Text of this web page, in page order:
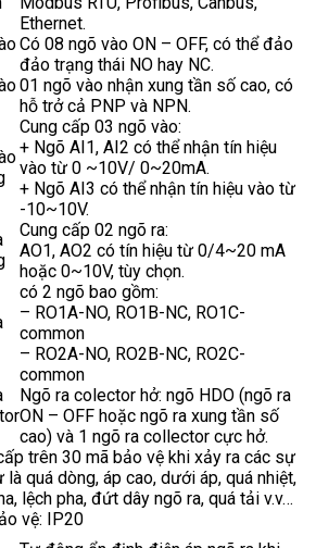
Ethernet.
Có 08 ngõ vào ON – OFF, có thể đảo
đảo trạng thái NO hay NC.
01 ngõ vào nhận xung tần số cao, có
hỗ trở cả PNP và NPN.
Cung cấp 03 ngõ vào:
+ Ngõ AI1, AI2 có thể nhận tín hiệu
vào từ 0 ~10V/ 0~20mA.
+ Ngõ AI3 có thể nhận tín hiệu vào từ
-10~10V.
Cung cấp 02 ngõ ra:
AO1, AO2 có tín hiệu từ 0/4~20 mA
hoặc 0~10V, tùy chọn.
có 2 ngõ bao gồm:
– RO1A-NO, RO1B-NC, RO1C-
common
– RO2A-NO, RO2B-NC, RO2C-
common
Ngõ ra colector hở: ngõ HDO (ngõ ra
ON – OFF hoặc ngõ ra xung tần số
cao) và 1 ngõ ra collector cực hở.
trên 30 mã bảo vệ khi xảy ra các sự
là quá dòng, áp cao, dưới áp, quá nhiệt,
lệch pha, đứt dây ngõ ra, quá tải v.v…
vệ: IP20